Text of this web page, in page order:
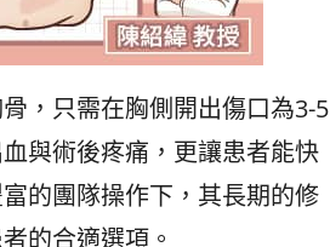
，只需在胸側開出傷口為3-5
與術後疼痛，更讓患者能快
的團隊操作下，其長期的修
的合適選項。